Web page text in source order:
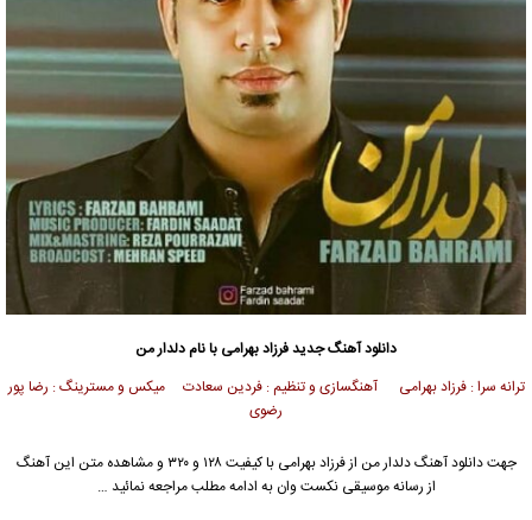
دانلود آهنگ جدیدفرزاد بهرامی با نام دلدار من
ترانه سرا : فرزاد بهرامی آهنگسازی و تنظیم : فردین سعادت میکس و مسترینگ : رضا پور
رضوی
جهت دانلود آهنگ دلدار من ازفرزاد بهرامی
با کیفیت ۱۲۸ و ۳۲۰ و مشاهده متن این آهنگ
از رسانه موسیقی نکست وان به ادامه مطلب مراجعه نمائید …